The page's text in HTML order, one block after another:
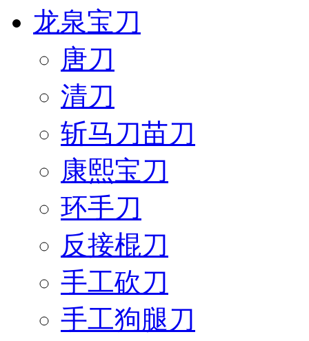
龙泉宝刀
唐刀
清刀
斩马刀苗刀
康熙宝刀
环手刀
反接棍刀
手工砍刀
手工狗腿刀